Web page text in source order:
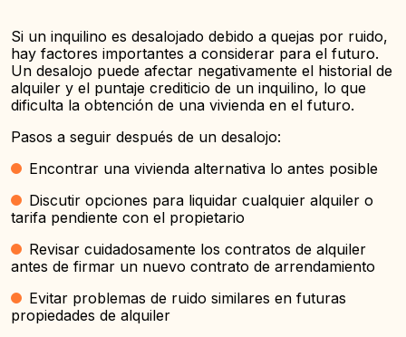
Si un inquilino es desalojado debido a quejas por ruido,
hay factores importantes a considerar para el futuro.
Un desalojo puede afectar negativamente el historial de
alquiler y el puntaje crediticio de un inquilino, lo que
dificulta la obtención de una vivienda en el futuro.
Pasos a seguir después de un desalojo:
Encontrar una vivienda alternativa lo antes posible
Discutir opciones para liquidar cualquier alquiler o
tarifa pendiente con el propietario
Revisar cuidadosamente los contratos de alquiler
antes de firmar un nuevo contrato de arrendamiento
Evitar problemas de ruido similares en futuras
propiedades de alquiler